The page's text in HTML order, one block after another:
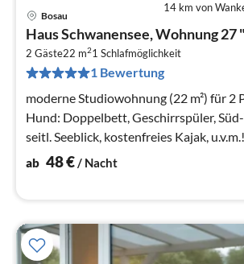
14 km von
Bosau
Haus Schwanensee, Wohnung
2 Gäste22 m21 Schlafmöglichkeit
1 Bewertung
moderne Studiowohnung (22 m²) für 2
Hund: Doppelbett, Geschirrspüler,
seitl. Seeblick, kostenfreies Kajak, u.v.m.!
ab 48€/ Nacht